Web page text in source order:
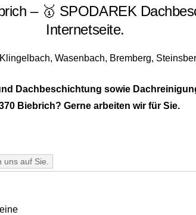
– 🥇 SPODAREK
Internetseite.
Dachbeschichtung sowie
Biebrich? Gerne arbeiten wir für Sie.
uns auf Sie.